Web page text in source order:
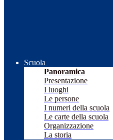
Scuola
Panoramica
Presentazione
I luoghi
Le persone
I numeri della scuola
Le carte della scuola
Organizzazione
La storia